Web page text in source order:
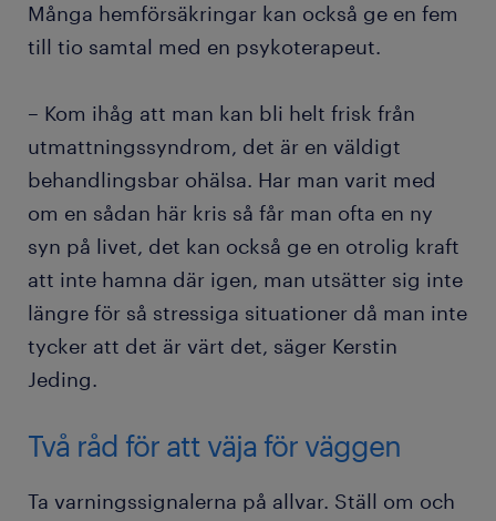
Många hemförsäkringar kan också ge en fem
till tio samtal med en psykoterapeut.
– Kom ihåg att man kan bli helt frisk från
utmattningssyndrom, det är en väldigt
behandlingsbar ohälsa. Har man varit med
om en sådan här kris så får man ofta en ny
syn på livet, det kan också ge en otrolig kraft
att inte hamna där igen, man utsätter sig inte
längre för så stressiga situationer då man inte
tycker att det är värt det, säger Kerstin
Jeding.
Två råd för att väja för väggen
Ta varningssignalerna på allvar. Ställ om och